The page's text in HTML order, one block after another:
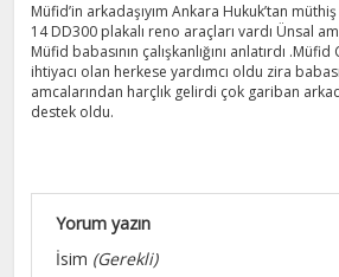
Müfid’in arkadaşıyım Ankara Hukuk’tan
14 DD300 plakalı reno araçları vardı Ünsal
Müfid babasının çalışkanlığını anlatırdı
ihtiyacı olan herkese yardımcı oldu zira
amcalarından harçlık gelirdi çok gariban
destek oldu.
Yorum yazın
İsim (Gerekli)